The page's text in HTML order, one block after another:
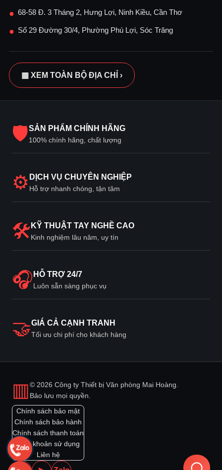
● 68-58 Đ. 3 Tháng 2, Hưng Lợi, Ninh Kiều, Cần Thơ
● Số 29 Đường 30/4, Phường Phú Lợi, Sóc Trăng
▦ XEM TOÀN BỘ ĐỊA CHỈ ›
🛡SẢN PHẨM CHÍNH HÃNG
100% chính hãng, chất lượng
⚙ DỊCH VỤ CHUYÊN NGHIỆP
Hỗ trợ nhanh chóng, tận tâm
🛠 KỸ THUẬT TAY NGHỀ CAO
Kinh nghiệm lâu năm, uy tín
🎧 HỖ TRỢ 24/7
Luôn sẵn sàng phục vụ
🤝GIÁ CẢ CẠNH TRANH
Tối ưu chi phí cho khách hàng
▥© 2026 Công ty Thiết bị Văn phòng Mai Hoàng.
Bảo lưu mọi quyền.
Chính sách bảo mật
Chính sách bảo hành
Chính sách thanh toán
Điều khoản sử dụng
Liên hệ